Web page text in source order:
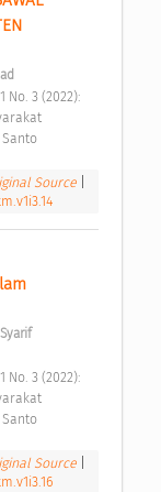
Source
Source